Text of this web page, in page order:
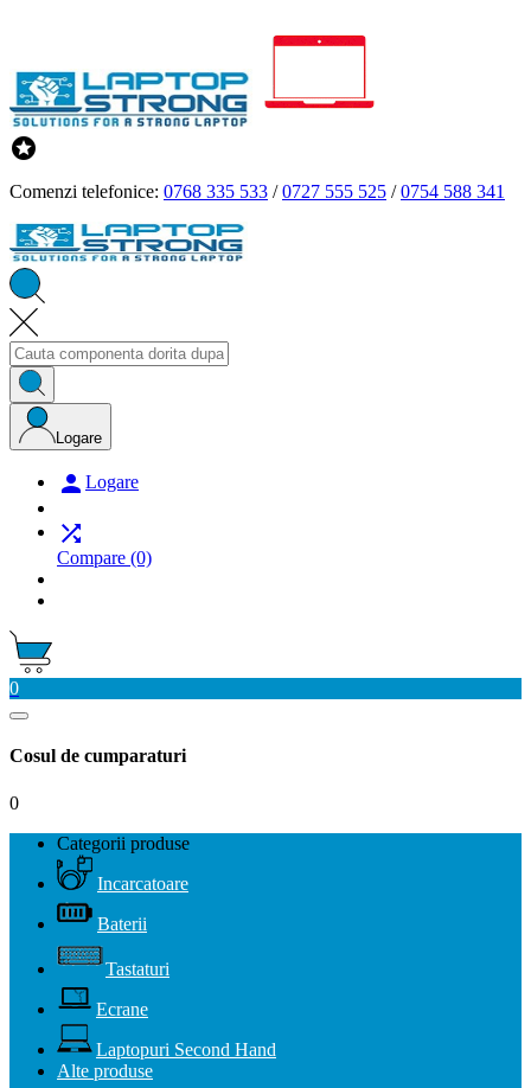

Comenzi telefonice: 0768 335 533 /0727 555 525 /0754 588 341
Logare
 Logare

Compare (0)
0
Cosul de cumparaturi
0
Categorii produse
Incarcatoare
Baterii
Tastaturi
Ecrane
Laptopuri Second Hand
Alte produse